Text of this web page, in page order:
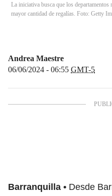
La iniciativa busca que los
mayor cantidad de regalías. Foto: Getty
Andrea Maestre
06/06/2024 - 06:55 GMT-5
Barranquilla
Desde